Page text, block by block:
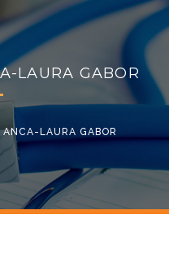
LAURA GABOR
ANCA-LAURA GABOR